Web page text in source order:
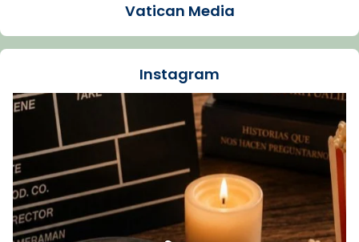
La Carmina va patir depressió. Fa gairebé
dos mesos, a l'Estadi Lluís Companys, la
Recupera l'entrevista comp
Vatican
tican News 👇
www.vaticannews.va/es/iglesia/news/2026-
07/carmina-historia-depresion-papa-viaje-
espana-testimoni...
Foto
Vatican Media
Instagram